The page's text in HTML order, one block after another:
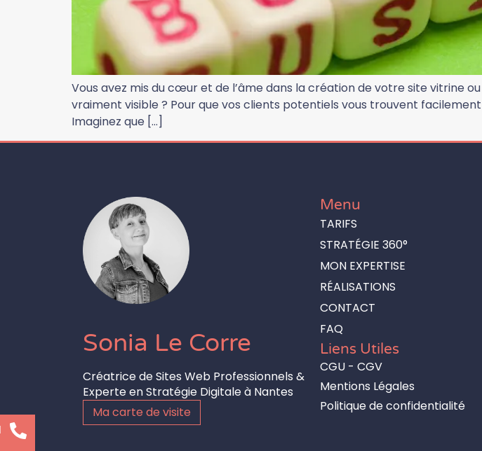
Vous avez mis du cœur et de l’âme dans la création de votre site vitrine
vraiment visible ? Pour que vos clients potentiels vous trouvent
Imaginez que […]
Sonia Le Corre
Créatrice de Sites Web Professionnels &
Experte en Stratégie Digitale à Nantes
Ma carte de visite
Menu
CGU - CGV
Mentions Légales
Politique de confidentialité
TARIFS
STRATÉGIE 360°
MON EXPERTISE
RÉALISATIONS
CONTACT
FAQ
Liens Utiles